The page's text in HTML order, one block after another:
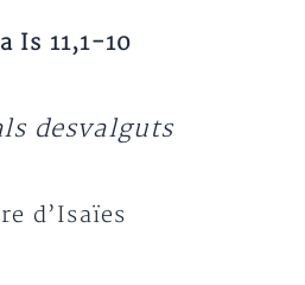
Is 11,1-10
desvalguts
d’Isaïes